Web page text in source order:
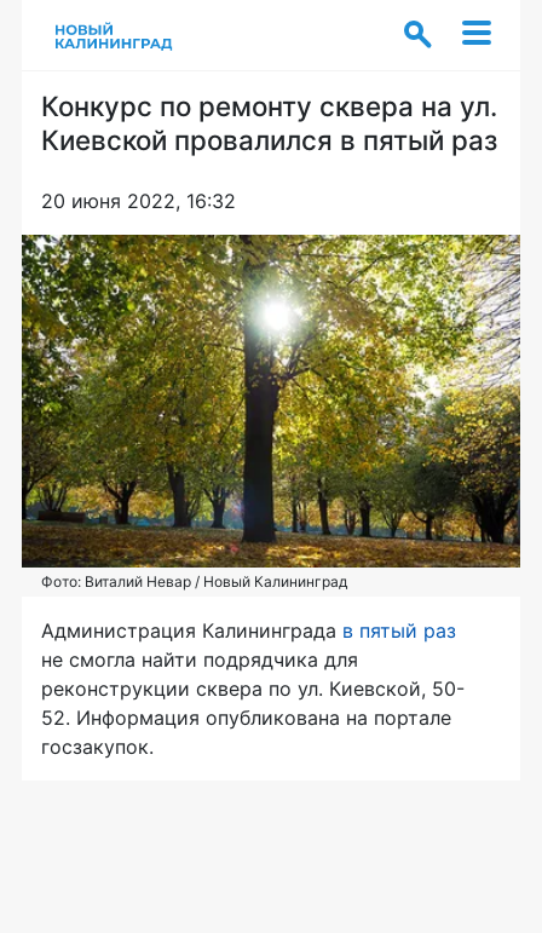
Конкурс по ремонту сквера на ул.
Киевской провалился в пятый раз
20 июня 2022, 16:32
Фото: Виталий Невар / Новый Калининград
Администрация Калининграда в пятый раз
не смогла найти подрядчика для
реконструкции сквера по ул. Киевской, 50-
52. Информация опубликована на портале
госзакупок.